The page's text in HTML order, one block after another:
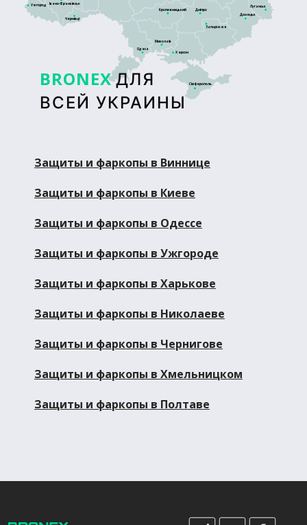
BRONEX ДЛЯ
ВСЕЙ УКРАИНЫ
Сімферополь
Дніпро
Кропивницький
Запоріжжя
Херсон
Донецьк
Луганськ
Ужгород
Чернівці
Івано-Франківськ
Миколаїв
Одеса
Защиты и фаркопы в Виннице
Защиты и фаркопы в Киеве
Защиты и фаркопы в Одессе
Защиты и фаркопы в Ужгороде
Защиты и фаркопы в Харькове
Защиты и фаркопы в Николаеве
Защиты и фаркопы в Чернигове
Защиты и фаркопы в Хмельницком
Защиты и фаркопы в Полтаве